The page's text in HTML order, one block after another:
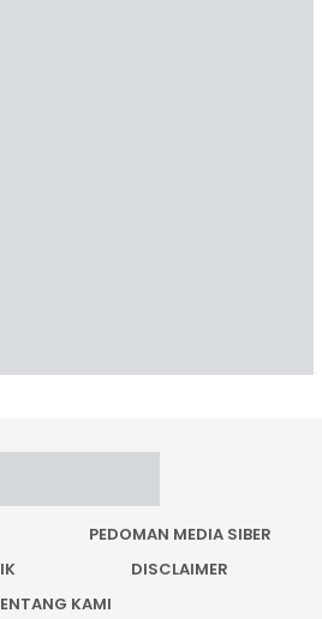
PEDOMAN MEDIA SIBER
DISCLAIMER
KAMI